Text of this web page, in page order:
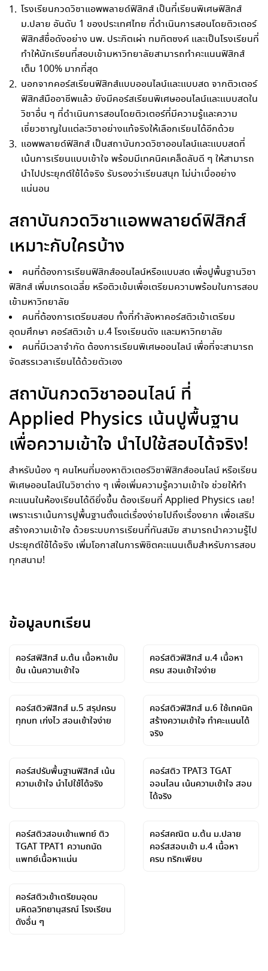
โรงเรียนกวดวิชาแอพพลายด์ฟิสิกส์ เป็นที่เรียนพิเศษฟิสิกส์
ม.ปลาย อันดับ 1 ของประเทศไทย ที่ดำเนินการสอนโดยติวเตอร์
ฟิสิกส์ชื่อดังอย่าง นพ. ประกิตเผ่า ทมทิตชงค์ และเป็นโรงเรียนที่
ทำให้นักเรียนที่สอบเข้ามหาวิทยาลัยสามารถทำคะแนนฟิสิกส์
เต็ม 100% มากที่สุด
นอกจากคอร์สเรียนฟิสิกส์แบบออนไลน์และแบบสด จากติวเตอร์
ฟิสิกส์มืออาชีพแล้ว ยังมีคอร์สเรียนพิเศษออนไลน์และแบบสดใน
วิชาอื่น ๆ ที่ดำเนินการสอนโดยติวเตอร์ที่มีความรู้และความ
เชี่ยวชาญในแต่ละวิชาอย่างแท้จริงให้เลือกเรียนได้อีกด้วย
แอพพลายด์ฟิสิกส์ เป็นสถาบันกวดวิชาออนไลน์และแบบสดที่
เน้นการเรียนแบบเข้าใจ พร้อมมีเทคนิคเคล็ดลับดี ๆ ให้สามารถ
นำไปประยุกต์ใช้ได้จริง รับรองว่าเรียนสนุก ไม่น่าเบื่ออย่าง
แน่นอน
สถาบันกวดวิชาแอพพลายด์ฟิสิกส์
เหมาะกับใครบ้าง
คนที่ต้องการเรียนฟิสิกส์ออนไลน์หรือแบบสด เพื่อปูพื้นฐานวิชา
ฟิสิกส์ เพิ่มเกรดเฉลี่ย หรือติวเข้มเพื่อเตรียมความพร้อมในการสอบ
เข้ามหาวิทยาลัย
คนที่ต้องการเตรียมสอบ ทั้งที่กำลังหาคอร์สติวเข้าเตรียม
อุดมศึกษา คอร์สติวเข้า ม.4 โรงเรียนดัง และมหาวิทยาลัย
คนที่มีเวลาจำกัด ต้องการเรียนพิเศษออนไลน์ เพื่อที่จะสามารถ
จัดสรรเวลาเรียนได้ด้วยตัวเอง
สถาบันกวดวิชาออนไลน์ ที่
Applied Physics เน้นปูพื้นฐาน
เพื่อความเข้าใจ นำไปใช้สอบได้จริง!
สำหรับน้อง ๆ คนไหนที่มองหาติวเตอร์วิชาฟิสิกส์ออนไลน์ หรือเรียน
พิเศษออนไลน์ในวิชาต่าง ๆ เพื่อเพิ่มความรู้ความเข้าใจ ช่วยให้ทำ
คะแนนในห้องเรียนได้ดียิ่งขึ้น ต้องเรียนที่ Applied Physics เลย!
เพราะเราเน้นการปูพื้นฐานตั้งแต่เรื่องง่ายไปถึงเรื่องยาก เพื่อเสริม
สร้างความเข้าใจ ด้วยระบบการเรียนที่ทันสมัย สามารถนำความรู้ไป
ประยุกต์ใช้ได้จริง เพิ่มโอกาสในการพิชิตคะแนนเต็มสำหรับการสอบ
ทุกสนาม!
ข้อมูลบทเรียน
คอร์สฟิสิกส์ ม.ต้น เนื้อหาเข้ม
ข้น เน้นความเข้าใจ
คอร์สติวฟิสิกส์ ม.4 เนื้อหา
ครบ สอนเข้าใจง่าย
คอร์สติวฟิสิกส์ ม.5 สรุปครบ
ทุกบท เก่งไว สอนเข้าใจง่าย
คอร์สติวฟิสิกส์ ม.6 ใช้เทคนิค
สร้างความเข้าใจ ทำคะแนนได้
จริง
คอร์สปรับพื้นฐานฟิสิกส์ เน้น
ความเข้าใจ นำไปใช้ได้จริง
คอร์สติว TPAT3 TGAT
ออนไลน เน้นความเข้าใจ สอบ
ได้จริง
คอร์สติวสอบเข้าแพทย์ ติว
TGAT TPAT1 ความถนัด
แพทย์เนื้อหาแน่น
คอร์สคณิต ม.ต้น ม.ปลาย
คอร์สสอบเข้า ม.4 เนื้อหา
ครบ ทริกเพียบ
คอร์สติวเข้าเตรียมอุดม
มหิดลวิทยานุสรณ์ โรงเรียน
ดังอื่น ๆ